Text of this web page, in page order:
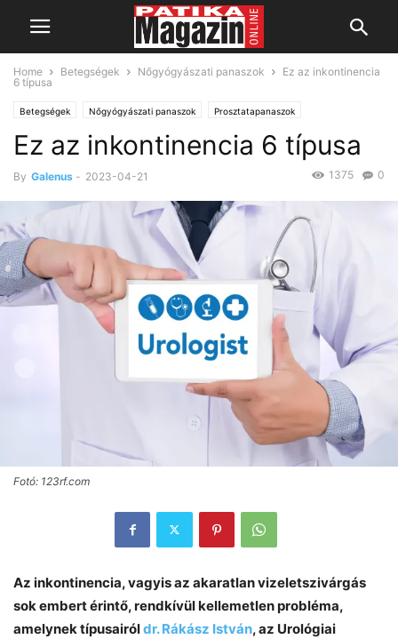
Home Betegségek Nőgyógyászati panaszok
Ez az inkontinencia
6 típusa
Betegségek Nőgyógyászati panaszok Prosztatapanaszok
Ez az inkontinencia 6 típusa
By Galenus - 2023-04-21 0
1375
Fotó: 123rf.com
Az inkontinencia, vagyis az akaratlan vizeletszivárgás
sok embert érintő, rendkívül kellemetlen probléma,
amelynek típusairóldr. Rákász István, az Urológiai